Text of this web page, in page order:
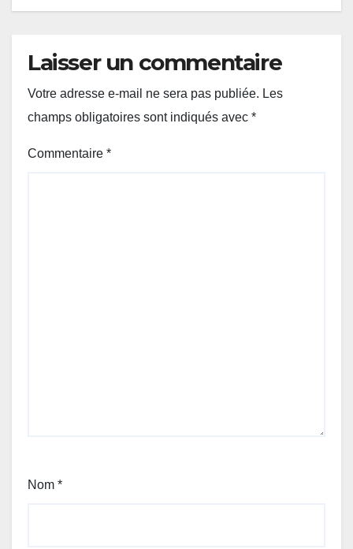
Laisser un commentaire
Votre adresse e-mail ne sera pas publiée. Les
champs obligatoires sont indiqués avec *
Commentaire *
Nom *